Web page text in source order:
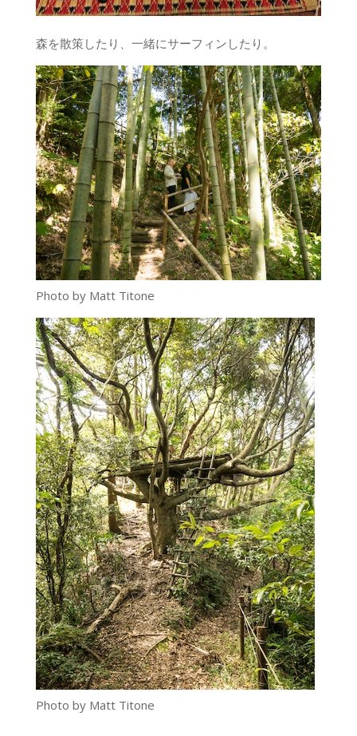
森を散策したり、一緒にサーフィンしたり。
Photo by Matt Titone
Photo by Matt Titone